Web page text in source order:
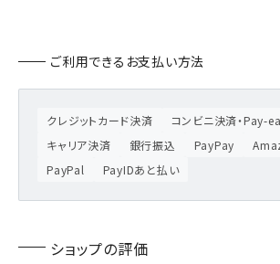
ご利用できるお支払い方法
クレジットカード決済
コンビニ決済・Pay-
キャリア決済
銀行振込 PayPay
PayPal
PayIDあと払い
ショップの評価